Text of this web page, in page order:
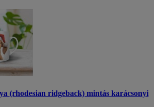
(rhodesian ridgeback) mintás karácsonyi